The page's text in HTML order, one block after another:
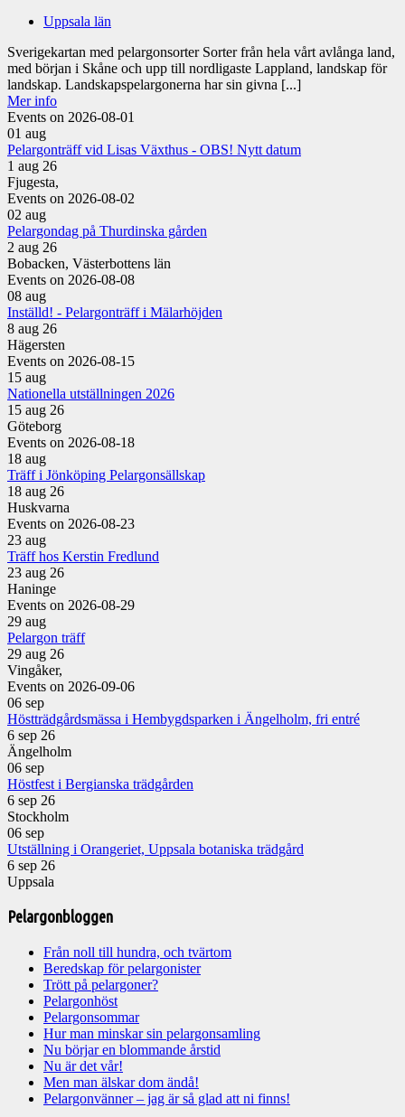
Uppsala län
Sverigekartan med pelargonsorter Sorter från hela vårt avlånga land,
med början i Skåne och upp till nordligaste Lappland, landskap för
landskap. Landskapspelargonerna har sin givna [...]
Mer info
Events on 2026-08-01
01 aug
Pelargonträff vid Lisas Växthus - OBS! Nytt datum
1 aug 26
Fjugesta,
Events on 2026-08-02
02 aug
Pelargondag på Thurdinska gården
2 aug 26
Bobacken, Västerbottens län
Events on 2026-08-08
08 aug
Inställd! - Pelargonträff i Mälarhöjden
8 aug 26
Hägersten
Events on 2026-08-15
15 aug
Nationella utställningen 2026
15 aug 26
Göteborg
Events on 2026-08-18
18 aug
Träff i Jönköping Pelargonsällskap
18 aug 26
Huskvarna
Events on 2026-08-23
23 aug
Träff hos Kerstin Fredlund
23 aug 26
Haninge
Events on 2026-08-29
29 aug
Pelargon träff
29 aug 26
Vingåker,
Events on 2026-09-06
06 sep
Höstträdgårdsmässa i Hembygdsparken i Ängelholm, fri entré
6 sep 26
Ängelholm
06 sep
Höstfest i Bergianska trädgården
6 sep 26
Stockholm
06 sep
Utställning i Orangeriet, Uppsala botaniska trädgård
6 sep 26
Uppsala
Pelargonbloggen
Från noll till hundra, och tvärtom
Beredskap för pelargonister
Trött på pelargoner?
Pelargonhöst
Pelargonsommar
Hur man minskar sin pelargonsamling
Nu börjar en blommande årstid
Nu är det vår!
Men man älskar dom ändå!
Pelargonvänner – jag är så glad att ni finns!